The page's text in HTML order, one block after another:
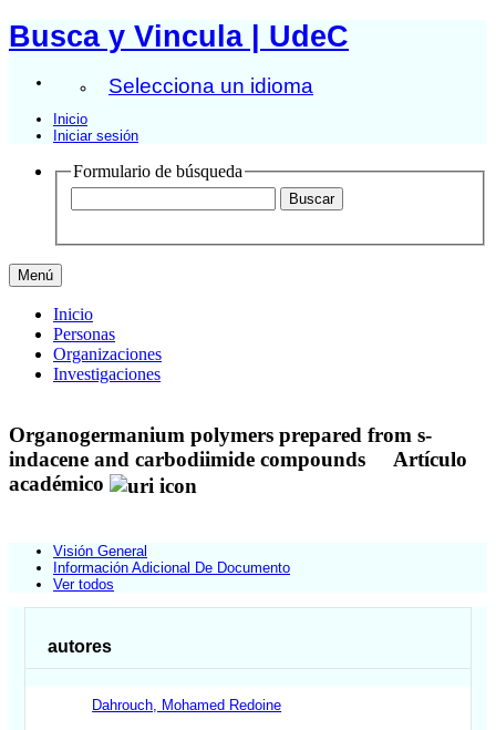
Busca y Vincula | UdeC
Selecciona un idioma
Inicio
Iniciar sesión
Formulario de búsqueda
Menú
Inicio
Personas
Organizaciones
Investigaciones
Organogermanium polymers prepared from s-
indacene and carbodiimide compounds
Artículo
académico
Visión General
Información Adicional De Documento
Ver todos
autores
Dahrouch, Mohamed Redoine